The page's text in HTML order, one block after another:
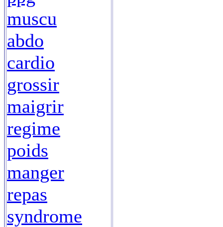
muscu
abdo
cardio
grossir
maigrir
regime
poids
manger
repas
syndrome